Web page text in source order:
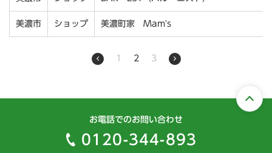
美濃市 ショップ 美濃町家 Mam's
1 2 3
お電話でのお問い合わせ
0120-344-893